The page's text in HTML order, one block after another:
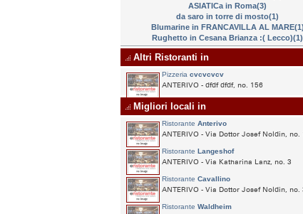
ASIATICa in Roma(3)
da saro in torre di mosto(1)
Blumarine in FRANCAVILLA AL MARE(1)
Rughetto in Cesana Brianza :( Lecco)(1)
Altri Ristoranti in
Pizzeria cvcvcvcv
ANTERIVO - dfdf dfdf, no. 156
Migliori locali in
Ristorante Anterivo
ANTERIVO - Via Dottor Josef Noldin, no.
Ristorante Langeshof
ANTERIVO - Via Katharina Lanz, no. 3
Ristorante Cavallino
ANTERIVO - Via Dottor Josef Noldin, no.
Ristorante Waldheim